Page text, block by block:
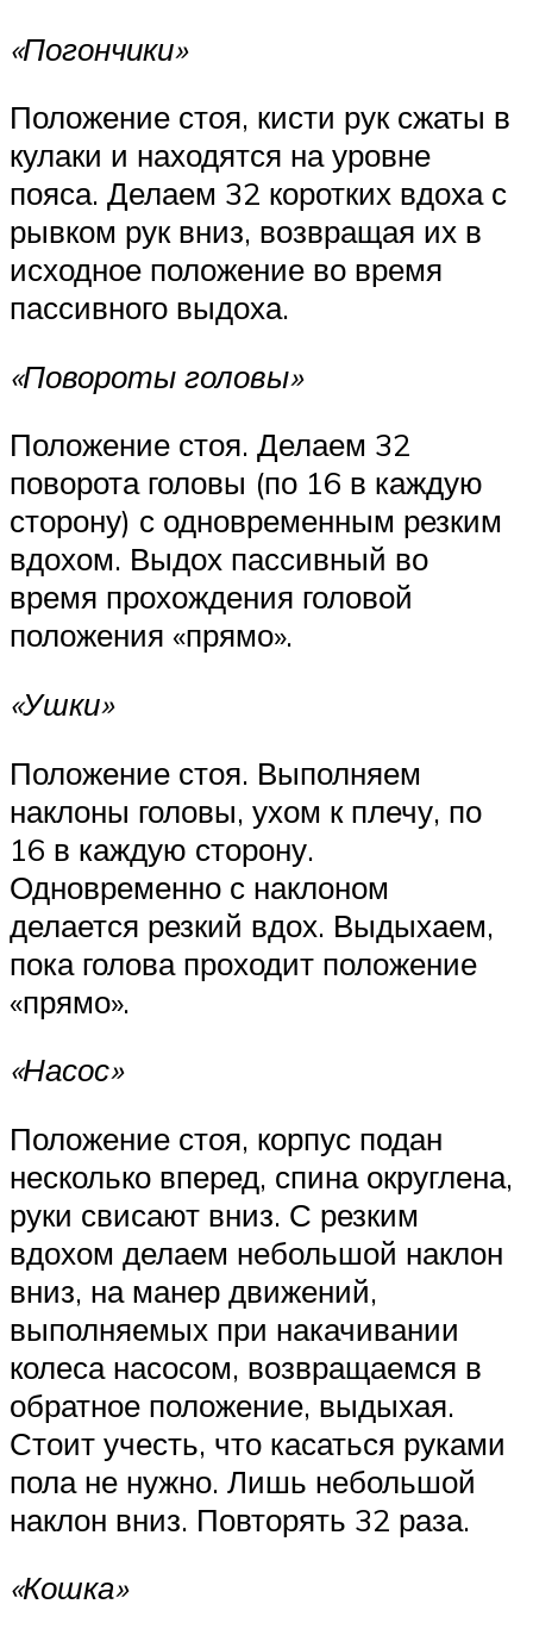
«Погончики»
Положение стоя, кисти рук сжаты в
кулаки и находятся на уровне
пояса. Делаем 32 коротких вдоха с
рывком рук вниз, возвращая их в
исходное положение во время
пассивного выдоха.
«Повороты головы»
Положение стоя. Делаем 32
поворота головы (по 16 в каждую
сторону) с одновременным резким
вдохом. Выдох пассивный во
время прохождения головой
положения «прямо».
«Ушки»
Положение стоя. Выполняем
наклоны головы, ухом к плечу, по
16 в каждую сторону.
Одновременно с наклоном
делается резкий вдох. Выдыхаем,
пока голова проходит положение
«прямо».
«Насос»
Положение стоя, корпус подан
несколько вперед, спина округлена,
руки свисают вниз. С резким
вдохом делаем небольшой наклон
вниз, на манер движений,
выполняемых при накачивании
колеса насосом, возвращаемся в
обратное положение, выдыхая.
Стоит учесть, что касаться руками
пола не нужно. Лишь небольшой
наклон вниз. Повторять 32 раза.
«Кошка»